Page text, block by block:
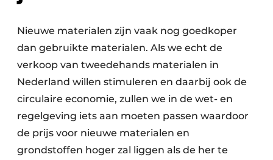
Nieuwe materialen zijn vaak nog goedkoper
dan gebruikte materialen. Als we echt de
verkoop van tweedehands materialen in
Nederland willen stimuleren en daarbij ook de
circulaire economie, zullen we in de wet- en
regelgeving iets aan moeten passen waardoor
de prijs voor nieuwe materialen en
grondstoffen hoger zal liggen als de her te